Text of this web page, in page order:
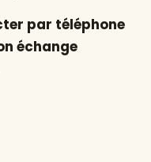
par téléphone
échange